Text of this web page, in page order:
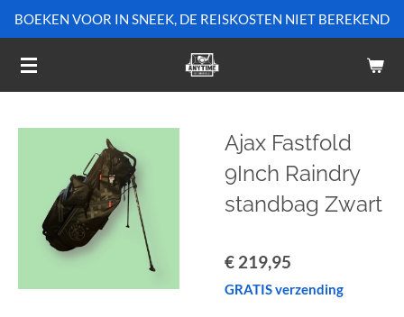
Ga
naar
de
BOEKEN VOOR IN SNEEK, DE REISKOSTEN NIET BEREKEND
Ajax Fastfold
9Inch Raindry
standbag Zwart
€ 219,95
GRATIS verzending